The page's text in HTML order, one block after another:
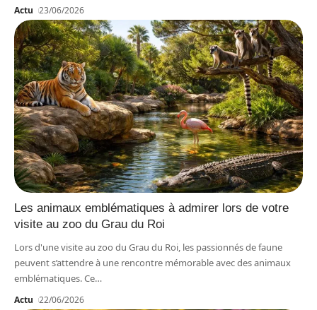
Actu 23/06/2026
Les animaux emblématiques à admirer lors de votre
visite au zoo du Grau du Roi
Lors d'une visite au zoo du Grau du Roi, les passionnés de faune
peuvent s’attendre à une rencontre mémorable avec des animaux
emblématiques. Ce…
Actu 22/06/2026